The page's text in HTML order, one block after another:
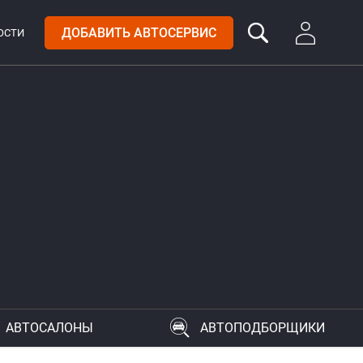
ДОБАВИТЬ АВТОСЕРВИС
АВТОСАЛОНЫ АВТОПОДБОРЩИКИ